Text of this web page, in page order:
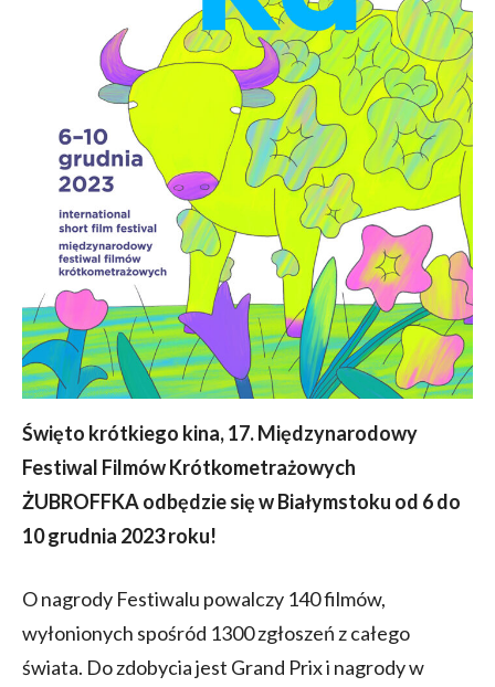
Święto krótkiego kina, 17. Międzynarodowy
Festiwal Filmów Krótkometrażowych
ŻUBROFFKA odbędzie się w Białymstoku od 6 do
10 grudnia 2023 roku!
O nagrody Festiwalu powalczy 140 filmów,
wyłonionych spośród 1300 zgłoszeń z całego
świata. Do zdobycia jest Grand Prix i nagrody w